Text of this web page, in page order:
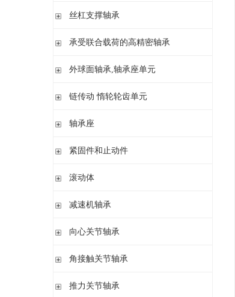
支承型滚轮
球轴承滚轮
丝杠支撑轴承
推力角接触球轴承
密封组件 精密锁紧螺母
承受联合载荷的高精密轴承
推力/向心轴承
外球面轴承,轴承座单元
外球面轴承
链传动 惰轮轮齿单元
链传动 惰轮轮齿单元
轴承座
立式轴承座SNV,剖分用于带紧定套的圆锥孔轴承
立式轴承座S30,剖分适用于带紧定套的圆锥孔调心滚子轴承
立式轴承座LOE,剖分用于圆柱孔调心滚子轴承
立式轴承座LOE,剖分适用于带紧定套的圆锥孔调心滚子轴承
立式轴承座BND,非剖分适用于调心滚子轴承
带法兰的轴承座F5,非剖分用于带紧定套的圆锥孔轴承
紧固件和止动件
紧定套
锁紧螺母
止动垫圈
止动卡板
滚动体
钢球
减速机轴承
无外圈满装圆柱滚子轴承 RSL系列
外球面满滚子轴承 SL05,SL06 系列
双列满装圆柱滚子轴承 SL1849系列
向心关节轴承
向心关节轴承
角接触关节轴承
角接触关节轴承
推力关节轴承